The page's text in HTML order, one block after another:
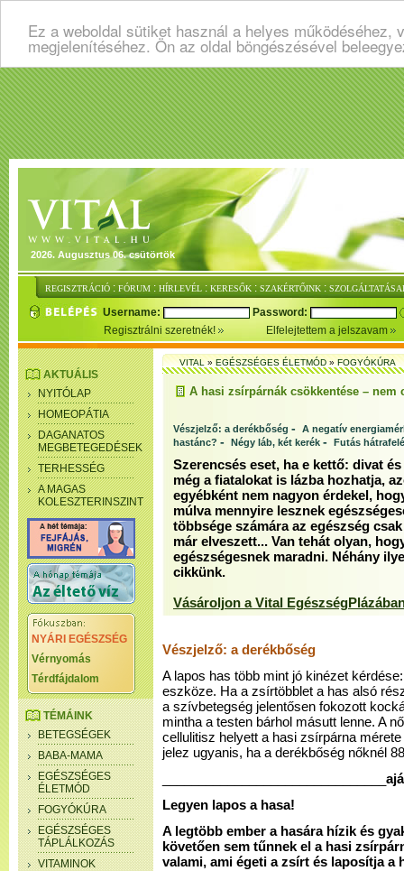
Ez a weboldal sütiket használ a helyes
megjelenítéséhez. Ön az oldal böngészésével
2026. Augusztus 06. csütörtök
REGISZTRÁCIÓ : FÓRUM : HÍRLEVÉL : KERESŐK : SZAKÉRTŐINK :
Username:
Password:
Regisztrálni szeretnék!
Elfelejtettem a jelszavam
AKTUÁLIS
NYITÓLAP
HOMEOPÁTIA
DAGANATOS
MEGBETEGEDÉSEK
TERHESSÉG
A MAGAS
KOLESZTERINSZINT
NYÁRI EGÉSZSÉG
Vérnyomás
Térdfájdalom
TÉMÁINK
BETEGSÉGEK
BABA-MAMA
EGÉSZSÉGES
ÉLETMÓD
FOGYÓKÚRA
EGÉSZSÉGES
TÁPLÁLKOZÁS
VITAMINOK
VITAL»EGÉSZSÉGES ÉLETMÓD»FOGYÓKÚRA
A hasi zsírpárnák csökkentése – nem
Vészjelző: a derékbőség - A negatív
hastánc? - Négy láb, két kerék - Futás
Szerencsés eset, ha e kettő: divat
még a fiatalokat is lázba hozhatja,
egyébként nem nagyon érdekel,
múlva mennyire lesznek
többsége számára az egészség
már elveszett... Van tehát olyan,
egészségesnek maradni. Néhány
cikkünk.
Vásároljon a Vital
Vészjelző: a derékbőség
A lapos has több mint jó kinézet
eszköze. Ha a zsírtöbblet a has alsó
a szívbetegség jelentősen fokozott
mintha a testen bárhol másutt lenne. A
cellulitisz helyett a hasi zsírpárna
jelez ugyanis, ha a derékbőség nőknél
Legyen lapos a hasa!
A legtöbb ember a hasára hízik és
követően sem tűnnek el a hasi
valami, ami égeti a zsírt és laposítja a